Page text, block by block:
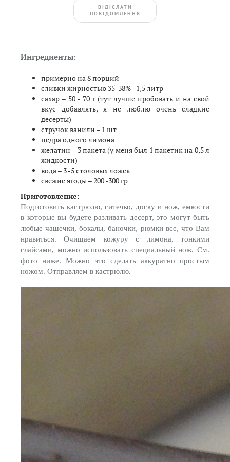
BIДIСЛАТИ
ПОВIДОМЛЕННЯ
Ингредиенты:
примерно на 8 порций
сливки жирностью 35-38% - 1,5 литр
сахар – 50 - 70 г (тут лучше пробовать и на свой
вкус добавлять, я не люблю очень сладкие
десерты)
стручок ванили – 1 шт
цедра одного лимона
желатин – 3 пакета (у меня был 1 пакетик на 0,5 л
жидкости)
вода – 3 -5 столовых ложек
свежие ягоды – 200 -300 гр
Приготовление:
Подготовить кастрюлю, ситечко, доску и нож, емкости
в которые вы будете разливать десерт, это могут быть
любые чашечки, бокалы, баночки, рюмки все, что Вам
нравиться. Очищаем кожуру с лимона, тонкими
слайсами, можно использовать специальный нож. См.
фото ниже. Можно это сделать аккуратно простым
ножом. Отправляем в кастрюлю.